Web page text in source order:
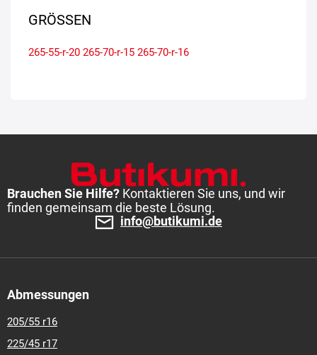
GRÖSSEN
265-55-r-20 265-70-r-15 265-70-r-16
Brauchen Sie Hilfe? Kontaktieren Sie uns, und wir
finden gemeinsam die beste Lösung.
info@butikumi.de
Abmessungen
205/55 r16
225/45 r17